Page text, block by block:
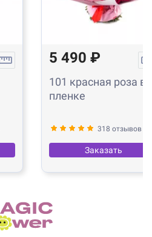
5 490 ₽
101 красная роза в
пленке
318 отзывов
Заказать